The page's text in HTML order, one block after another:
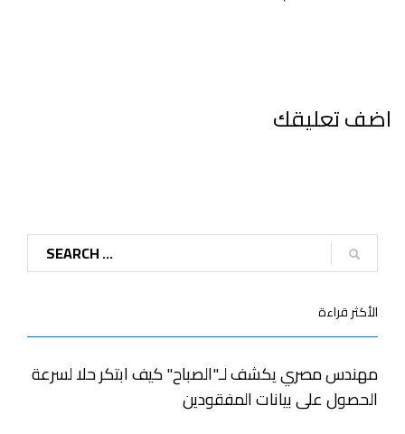
اضف تعليقك
الأكثر قراءة
مهندس مصري يكشف لـ"الصباح" كيف ابتكر حلا لسرعة
الحصول على بيانات المفقودين